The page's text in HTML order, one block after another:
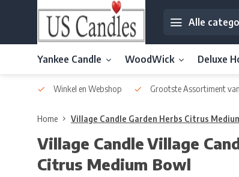
Alle
Yankee Candle WoodWick Deluxe
Winkel en Webshop Grootste Assortiment
Home Village Candle Garden Herbs Citrus
Village CandleVillage
Citrus Medium Bowl